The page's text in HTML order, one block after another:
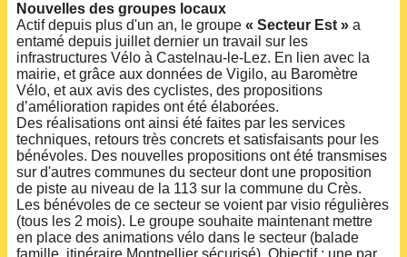
Nouvelles des groupes locaux
Actif depuis plus d'un an, le groupe « Secteur Est » a
entamé depuis juillet dernier un travail sur les
infrastructures Vélo à Castelnau-le-Lez. En lien avec la
mairie, et grâce aux données de Vigilo, au Baromètre
Vélo, et aux avis des cyclistes, des propositions
d’amélioration rapides ont été élaborées.
Des réalisations ont ainsi été faites par les services
techniques, retours très concrets et satisfaisants pour les
bénévoles. Des nouvelles propositions ont été transmises
sur d'autres communes du secteur dont une proposition
de piste au niveau de la 113 sur la commune du Crès.
Les bénévoles de ce secteur se voient par visio régulières
(tous les 2 mois). Le groupe souhaite maintenant mettre
en place des animations vélo dans le secteur (balade